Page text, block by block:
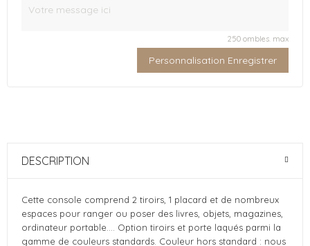
250 ombles. max
Personnalisation Enregistrer
DESCRIPTION
Cette console comprend 2 tiroirs, 1 placard et de nombreux
espaces pour ranger ou poser des livres, objets, magazines,
ordinateur portable.... Option tiroirs et porte laqués parmi la
gamme de couleurs standards. Couleur hors standard : nous